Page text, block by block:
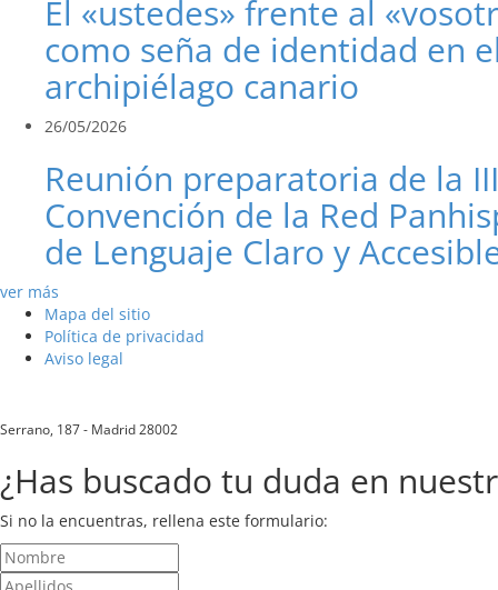
El «ustedes» frente al
como seña de identidad en
archipiélago canario
26/05/2026
Reunión preparatoria de la III
Convención de la Red
de Lenguaje Claro y
ver más
Mapa del sitio
Política de privacidad
Aviso legal
Serrano, 187 - Madrid 28002
¿Has buscado tu duda en
Si no la encuentras, rellena este formulario: